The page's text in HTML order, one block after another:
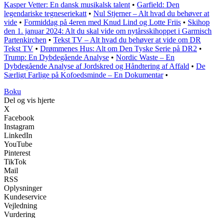
Kasper Vetter: En dansk musikalsk talent • Garfield: Den
legendariske tegneseriekatt • Nul Stjerner – Alt hvad du behøver at
vide • Formiddag på 4eren med Knud Lind og Lotte Friis • Skihop
den 1. januar 2024: Alt du skal vide om nytårsskihoppet i Garmisch
Partenkirchen • Tekst TV – Alt hvad du behøver at vide om DR
Tekst TV • Drømmenes Hus: Alt om Den Tyske Serie på DR2 •
Trump: En Dybdegående Analyse • Nordic Waste – En
Dybdegående Analyse af Jordskred og Håndtering af Affald • De
Særligt Farlige på Kofoedsminde – En Dokumentar•
Boku
Del og vis hjerte
X
Facebook
Instagram
LinkedIn
YouTube
Pinterest
TikTok
Mail
RSS
Oplysninger
Kundeservice
Vejledning
Vurdering